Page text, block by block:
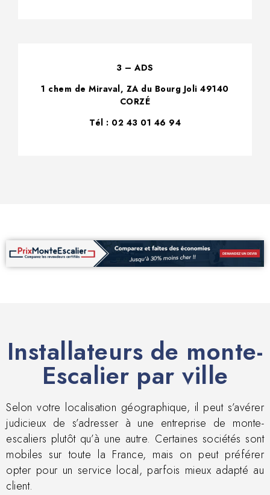
3 – ADS
1 chem de Miraval, ZA du Bourg Joli 49140
CORZÉ
Tél : 02 43 01 46 94
Installateurs de monte-
Escalier par ville
Selon votre localisation géographique, il peut s’avérer
judicieux de s’adresser à une entreprise de monte-
escaliers plutôt qu’à une autre. Certaines sociétés sont
mobiles sur toute la France, mais on peut préférer
opter pour un service local, parfois mieux adapté au
client.